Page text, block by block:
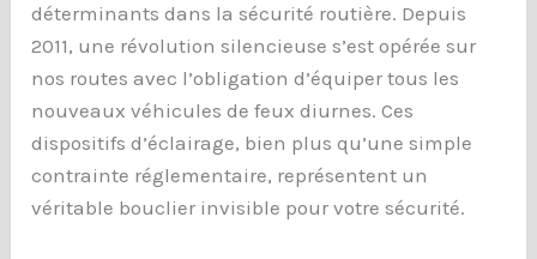
déterminants dans la sécurité routière. Depuis
2011, une révolution silencieuse s’est opérée sur
nos routes avec l’obligation d’équiper tous les
nouveaux véhicules de feux diurnes. Ces
dispositifs d’éclairage, bien plus qu’une simple
contrainte réglementaire, représentent un
véritable bouclier invisible pour votre sécurité.